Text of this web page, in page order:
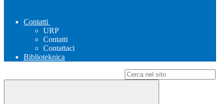
Contatti
URP
Contatti
Contattaci
Biblioteknica